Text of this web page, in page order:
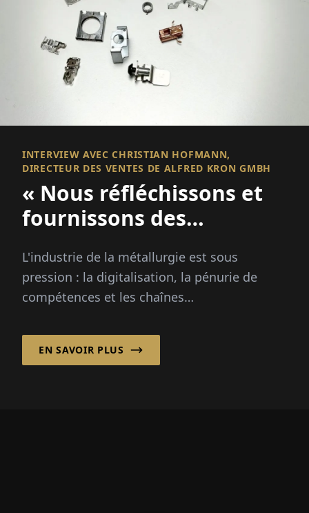
INTERVIEW AVEC CHRISTIAN HOFMANN,
DIRECTEUR DES VENTES DE ALFRED KRON GMBH
« Nous réfléchissons et
fournissons des
L'industrie de la métallurgie est sous
pression : la digitalisation, la pénurie de
compétences et les chaînes
grands défis...
EN SAVOIR PLUS